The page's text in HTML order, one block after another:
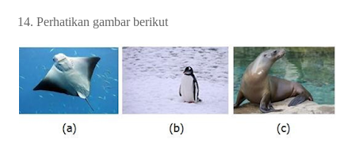
14. Perhatikan gambar berikut